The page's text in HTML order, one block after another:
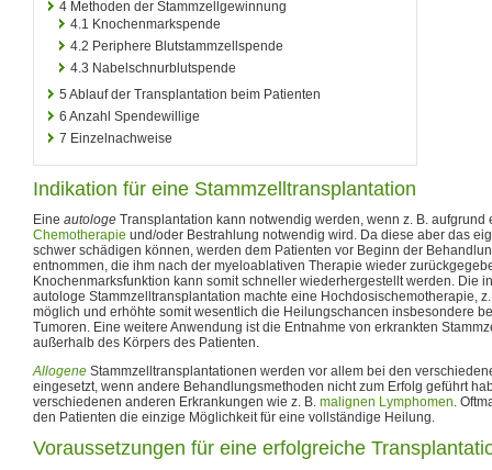
4 Methoden der Stammzellgewinnung
4.1 Knochenmarkspende
4.2 Periphere Blutstammzellspende
4.3 Nabelschnurblutspende
5 Ablauf der Transplantation beim Patienten
6 Anzahl Spendewillige
7 Einzelnachweise
Indikation für eine Stammzelltransplantation
Eine autologe Transplantation kann notwendig werden, wenn z. B. aufgrund
Chemotherapie und/oder Bestrahlung notwendig wird. Da diese aber das
schwer schädigen können, werden dem Patienten vor Beginn der
entnommen, die ihm nach der myeloablativen Therapie wieder
Knochenmarksfunktion kann somit schneller wiederhergestellt werden. Die
autologe Stammzelltransplantation machte eine Hochdosischemotherapie,
möglich und erhöhte somit wesentlich die Heilungschancen insbesondere
Tumoren. Eine weitere Anwendung ist die Entnahme von erkrankten
außerhalb des Körpers des Patienten.
Allogene Stammzelltransplantationen werden vor allem bei den
eingesetzt, wenn andere Behandlungsmethoden nicht zum Erfolg geführt
verschiedenen anderen Erkrankungen wie z. B. malignen Lymphomen.
den Patienten die einzige Möglichkeit für eine vollständige Heilung.
Voraussetzungen für eine erfolgreiche